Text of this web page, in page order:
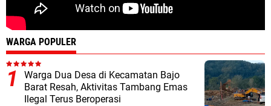
WARGA POPULER
Warga Dua Desa di Kecamatan Bajo
Barat Resah, Aktivitas Tambang Emas
Ilegal Terus Beroperasi